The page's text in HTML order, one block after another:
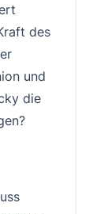
des
und
die